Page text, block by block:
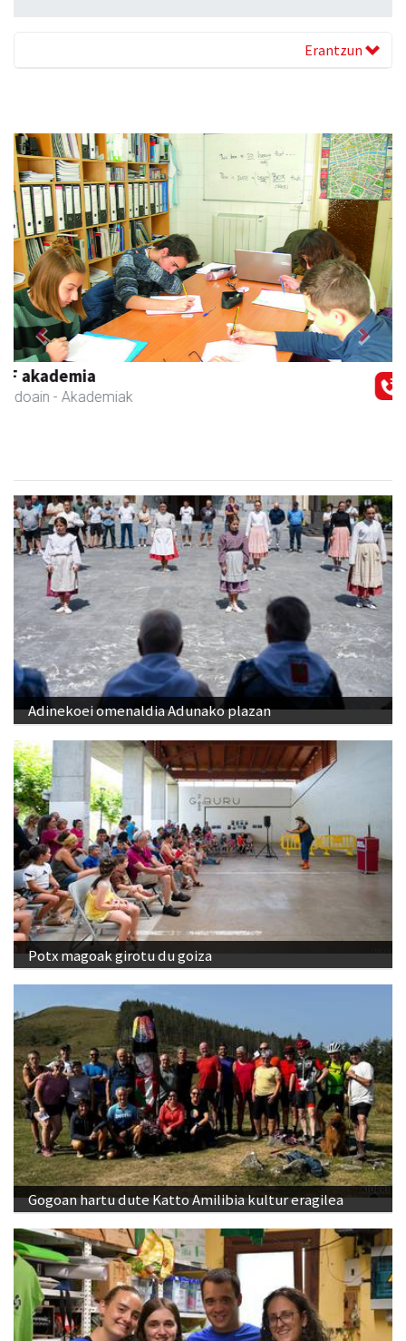
Erantzun
Asun denda
Andoain - Arropa-dendak
Previous Next
Adinekoei omenaldia Adunako plazan
Potx magoak girotu du goiza
Gogoan hartu dute Katto Amilibia kultur eragilea